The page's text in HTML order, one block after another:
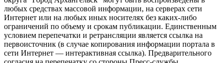
любых средствах массовой информации, на серверах сети
Интернет или на любых иных носителях без каких-либо
ограничений по объему и срокам публикации. Единственным
условием перепечатки и ретрансляции является ссылка на
первоисточник (в случае копирования информации портала в
сети Интернет — интерактивная ссылка). Предварительного